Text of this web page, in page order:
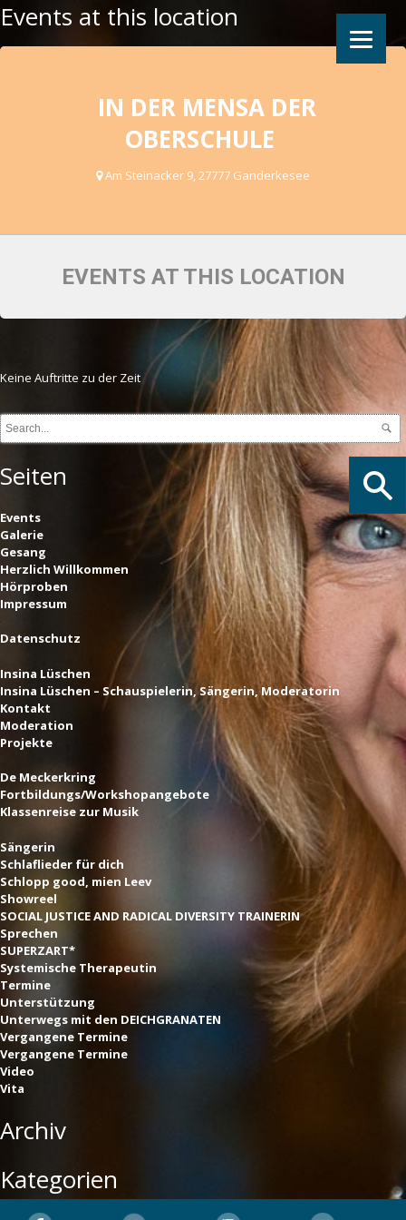
Events at this location
IN DER MENSA DER
OBERSCHULE
Am Steinacker 9, 27777 Ganderkesee
EVENTS AT THIS LOCATION
Keine Auftritte zu der Zeit
Seiten
Events
Galerie
Gesang
Herzlich Willkommen
Hörproben
Impressum
Datenschutz
Insina Lüschen
Insina Lüschen – Schauspielerin, Sängerin, Moderatorin
Kontakt
Moderation
Projekte
De Meckerkring
Fortbildungs/Workshopangebote
Klassenreise zur Musik
Sängerin
Schlaflieder für dich
Schlopp good, mien Leev
Showreel
SOCIAL JUSTICE AND RADICAL DIVERSITY TRAINERIN
Sprechen
SUPERZART*
Systemische Therapeutin
Termine
Unterstützung
Unterwegs mit den DEICHGRANATEN
Vergangene Termine
Vergangene Termine
Video
Vita
Archiv
Kategorien